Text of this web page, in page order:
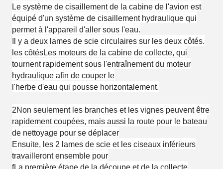
Le système de cisaillement de la cabine de l'avion est
équipé d'un système de cisaillement hydraulique qui
permet à l'appareil d'aller sous l'eau.
Il y a deux lames de scie circulaires sur les deux côtés.
les côtésLes moteurs de la cabine de collecte, qui
tournent rapidement sous l'entraînement du moteur
hydraulique afin de couper le
l'herbe d'eau qui pousse horizontalement.
2Non seulement les branches et les vignes peuvent être
rapidement coupées, mais aussi la route pour le bateau
de nettoyage pour se déplacer
Ensuite, les 2 lames de scie et les ciseaux inférieurs
travailleront ensemble pour
fLa première étape de la découpe et de la collecte